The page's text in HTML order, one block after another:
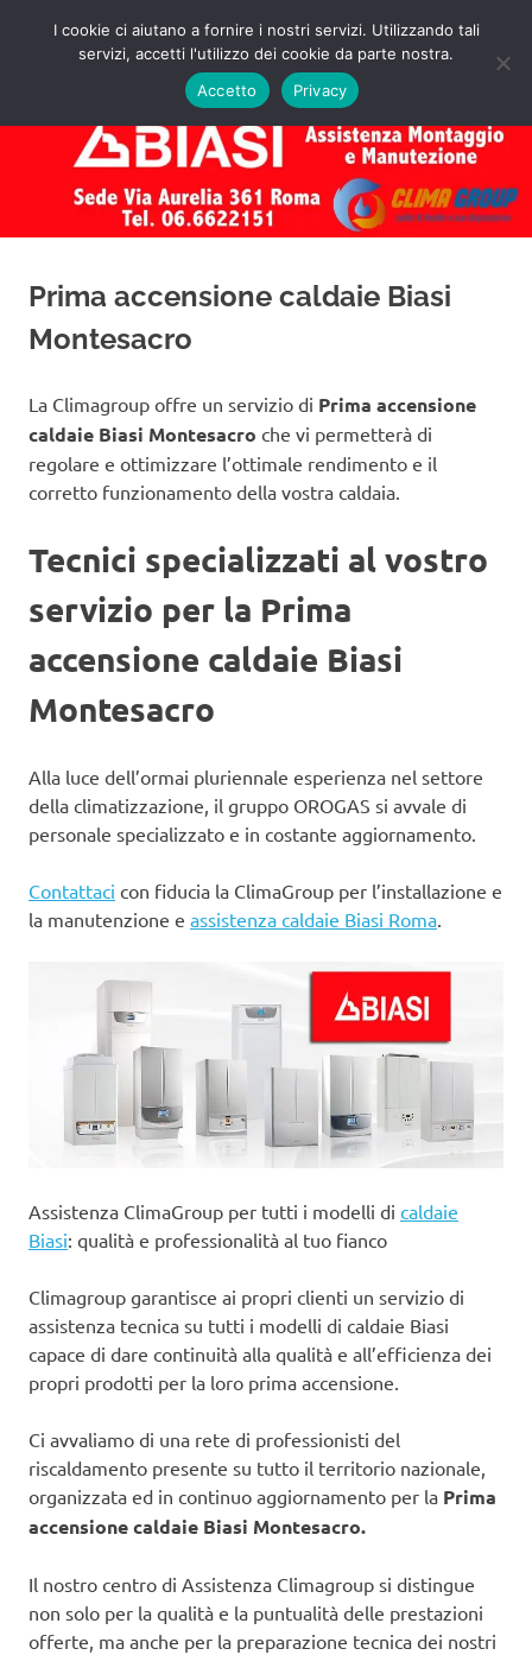
Assistenza
Caldaie
Biasi
Roma
Preventivo!
MENU
Prima accensione caldaie Biasi
Montesacro
La Climagroup offre un servizio di Prima accensione
caldaie Biasi Montesacro che vi permetterà di
regolare e ottimizzare l’ottimale rendimento e il
corretto funzionamento della vostra caldaia.
Tecnici specializzati al vostro
servizio per la Prima
accensione caldaie Biasi
Montesacro
Alla luce dell’ormai pluriennale esperienza nel settore
della climatizzazione, il gruppo OROGAS si avvale di
personale specializzato e in costante aggiornamento.
Contattaci con fiducia la ClimaGroup per l’installazione e
la manutenzione e assistenza caldaie Biasi Roma.
Assistenza ClimaGroup per tutti i modelli di caldaie
Biasi: qualità e professionalità al tuo fianco
Climagroup garantisce ai propri clienti un servizio di
assistenza tecnica su tutti i modelli di caldaie Biasi
capace di dare continuità alla qualità e all’efficienza dei
propri prodotti per la loro prima accensione.
Ci avvaliamo di una rete di professionisti del
riscaldamento presente su tutto il territorio nazionale,
organizzata ed in continuo aggiornamento per la Prima
accensione caldaie Biasi Montesacro.
Il nostro centro di Assistenza Climagroup si distingue
non solo per la qualità e la puntualità delle prestazioni
offerte, ma anche per la preparazione tecnica dei nostri
I cookie ci aiutano a fornire i nostri servizi. Utilizzando tali
servizi, accetti l'utilizzo dei cookie da parte nostra.
Accetto
Privacy